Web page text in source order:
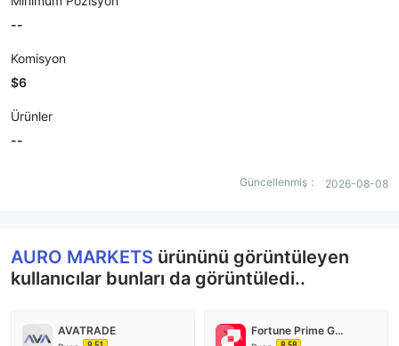
--
Komisyon
$6
Ürünler
--
Güncellenmiş： 2026-08-08
AURO MARKETS ürününü görüntüleyen
kullanıcılar bunları da görüntüledi..
AVATRADE Fortune Prime Global